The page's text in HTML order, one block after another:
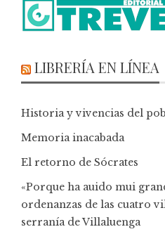
LIBRERÍA EN LÍNEA
Historia y vivencias del
Memoria inacabada
El retorno de Sócrates
«Porque ha auido mui
ordenanzas de las cuatro
serranía de Villaluenga